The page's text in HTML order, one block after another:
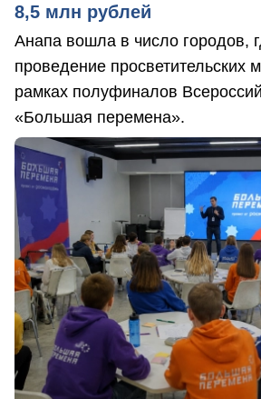
8,5 млн рублей
Анапа вошла в число городов,
проведение просветительских
рамках полуфиналов
«Большая перемена».